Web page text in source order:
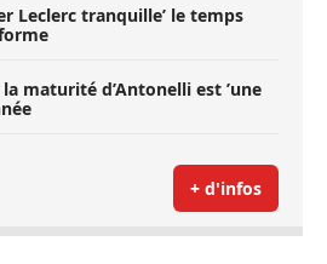
Leclerc tranquille’ le temps
maturité d’Antonelli est ’une
+ d'infos